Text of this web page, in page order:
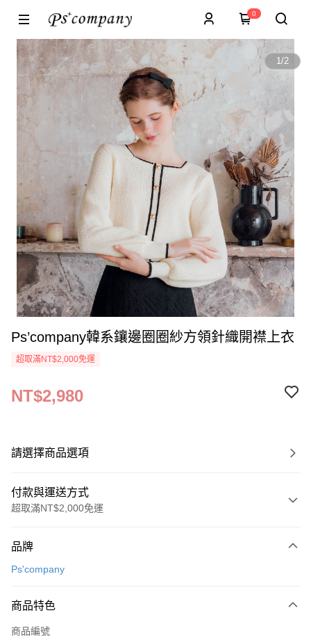
0
1/2
Ps’company韓系鑲邊圈圈紗方領針織開襟上衣
超取滿NT$2,000免運
NT$2,980
請選擇商品選項
付款與運送方式
超取滿NT$2,000免運
信用卡一次付款
LINE Pay
街口支付
品牌
Ps'company
商品特色
商品編號